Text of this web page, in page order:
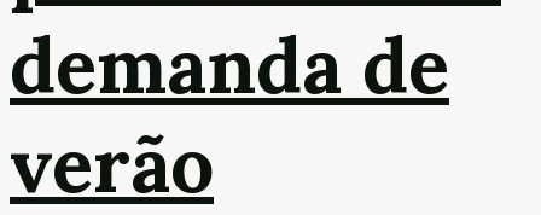
demanda de
verão